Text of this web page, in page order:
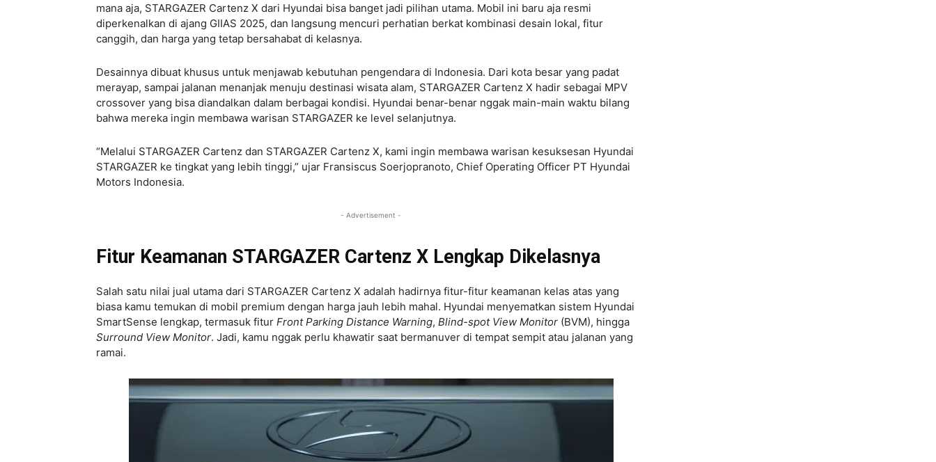
mana aja, STARGAZER Cartenz X dari Hyundai bisa banget jadi pilihan utama. Mobil ini baru aja resmi
diperkenalkan di ajang GIIAS 2025, dan langsung mencuri perhatian berkat kombinasi desain lokal, fitur
canggih, dan harga yang tetap bersahabat di kelasnya.
Desainnya dibuat khusus untuk menjawab kebutuhan pengendara di Indonesia. Dari kota besar yang padat
merayap, sampai jalanan menanjak menuju destinasi wisata alam, STARGAZER Cartenz X hadir sebagai MPV
crossover yang bisa diandalkan dalam berbagai kondisi. Hyundai benar-benar nggak main-main waktu bilang
bahwa mereka ingin membawa warisan STARGAZER ke level selanjutnya.
“Melalui STARGAZER Cartenz dan STARGAZER Cartenz X, kami ingin membawa warisan kesuksesan Hyundai
STARGAZER ke tingkat yang lebih tinggi,” ujar Fransiscus Soerjopranoto, Chief Operating Officer PT Hyundai
Motors Indonesia.
- Advertisement -
Fitur Keamanan STARGAZER Cartenz X Lengkap Dikelasnya
Salah satu nilai jual utama dari STARGAZER Cartenz X adalah hadirnya fitur-fitur keamanan kelas atas yang
biasa kamu temukan di mobil premium dengan harga jauh lebih mahal. Hyundai menyematkan sistem Hyundai
SmartSense lengkap, termasuk fitur Front Parking Distance Warning, Blind-spot View Monitor (BVM), hingga
Surround View Monitor. Jadi, kamu nggak perlu khawatir saat bermanuver di tempat sempit atau jalanan yang
ramai.